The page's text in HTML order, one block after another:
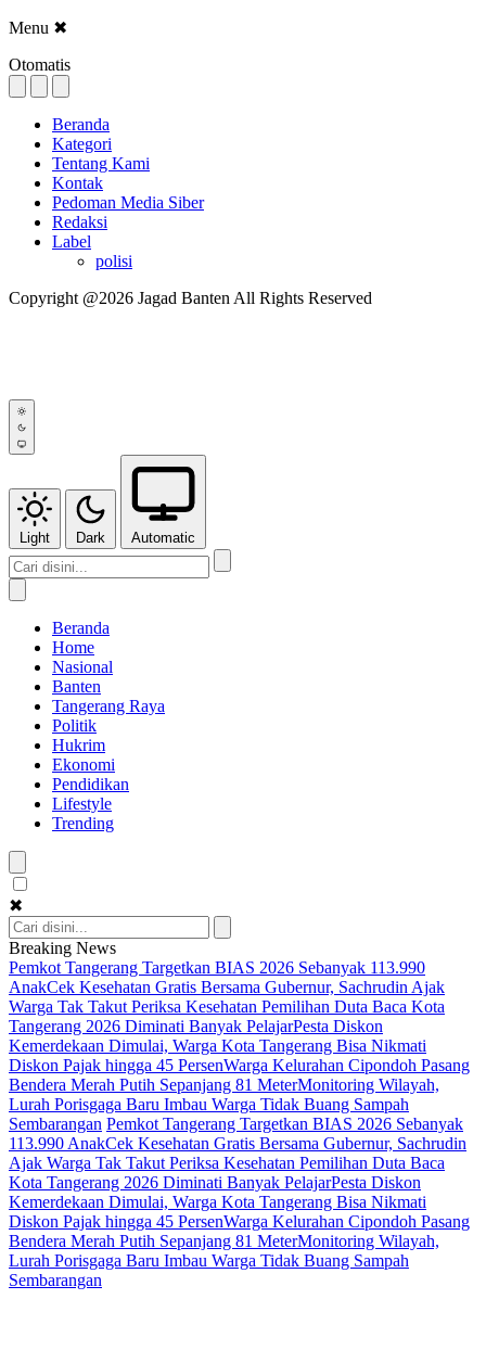
Menu ✖
Otomatis
Beranda
Kategori
Tentang Kami
Kontak
Pedoman Media Siber
Redaksi
Label
polisi
Copyright @2026 Jagad Banten All Rights Reserved
Light Dark Automatic
Beranda
Home
Nasional
Banten
Tangerang Raya
Politik
Hukrim
Ekonomi
Pendidikan
Lifestyle
Trending
✖
Breaking News
Pemkot Tangerang Targetkan BIAS 2026 Sebanyak 113.990
AnakCek Kesehatan Gratis Bersama Gubernur, Sachrudin Ajak
Warga Tak Takut Periksa Kesehatan Pemilihan Duta Baca Kota
Tangerang 2026 Diminati Banyak PelajarPesta Diskon
Kemerdekaan Dimulai, Warga Kota Tangerang Bisa Nikmati
Diskon Pajak hingga 45 PersenWarga Kelurahan Cipondoh Pasang
Bendera Merah Putih Sepanjang 81 MeterMonitoring Wilayah,
Lurah Porisgaga Baru Imbau Warga Tidak Buang Sampah
Sembarangan Pemkot Tangerang Targetkan BIAS 2026 Sebanyak
113.990 AnakCek Kesehatan Gratis Bersama Gubernur, Sachrudin
Ajak Warga Tak Takut Periksa Kesehatan Pemilihan Duta Baca
Kota Tangerang 2026 Diminati Banyak PelajarPesta Diskon
Kemerdekaan Dimulai, Warga Kota Tangerang Bisa Nikmati
Diskon Pajak hingga 45 PersenWarga Kelurahan Cipondoh Pasang
Bendera Merah Putih Sepanjang 81 MeterMonitoring Wilayah,
Lurah Porisgaga Baru Imbau Warga Tidak Buang Sampah
Sembarangan